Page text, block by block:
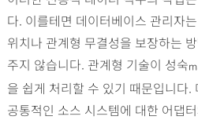
s
다. 이를테면 데이터베이스 관리자
위치나 관계형 무결성을 보장하는
주지 않습니다. 관계형 기술이 성숙
을 쉽게 처리할 수 있기 때문입니다.
공통적인 소스 시스템에 대한 어댑